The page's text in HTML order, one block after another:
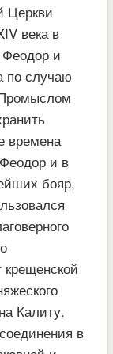
Церкви
века в
Феодор и
по случаю
времена
и в
бояр,
крещенской
Калиту.
в